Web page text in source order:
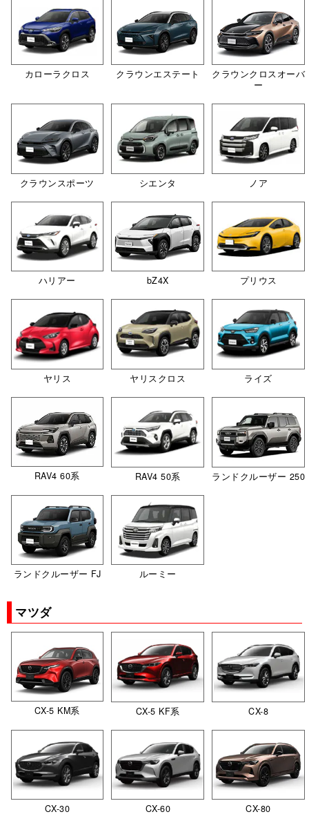
カローラクロス クラウンエステート
クラウンクロスオーバ
ー
クラウンスポーツ シエンタ ノア
ハリアー bZ4X プリウス
ヤリス ヤリスクロス ライズ
RAV4 60系 RAV4 50系 ランドクルーザー 250
ランドクルーザー FJ ルーミー
マツダ
CX-5 KM系 CX-5 KF系 CX-8
CX-30 CX-60 CX-80